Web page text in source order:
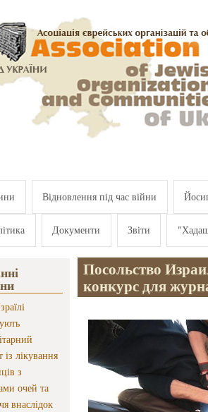
Відновлення під час війни
Документи Звіти
із лікування
з
очей та
внаслідок
Посольство
конкурс для